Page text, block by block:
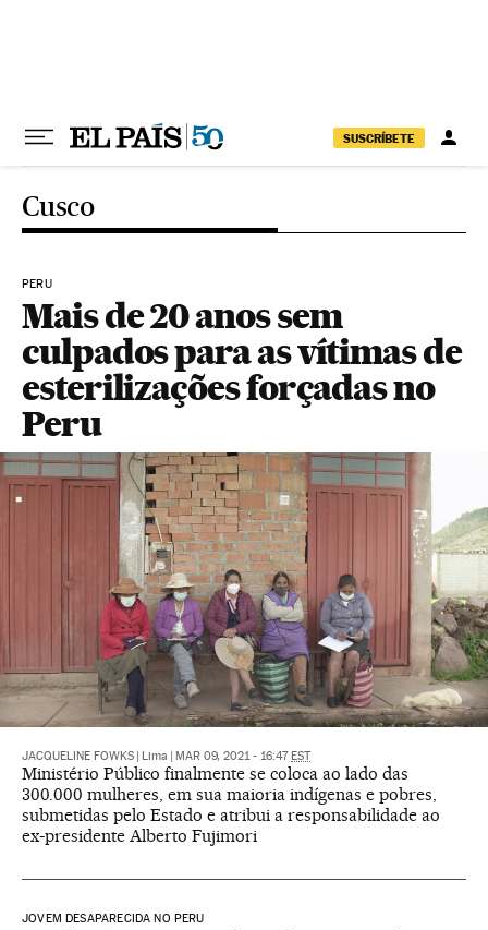
SUSCRÍBETE
Cusco
PERU
Mais de 20 anos sem
culpados para as vítimas de
esterilizações forçadas no
Peru
JACQUELINE FOWKS Lima MAR 09, 2021 - 16:47 EST
Ministério Público finalmente se coloca ao lado das
300.000 mulheres, em sua maioria indígenas e pobres,
submetidas pelo Estado e atribui a responsabilidade ao
ex-presidente Alberto Fujimori
JOVEM DESAPARECIDA NO PERU